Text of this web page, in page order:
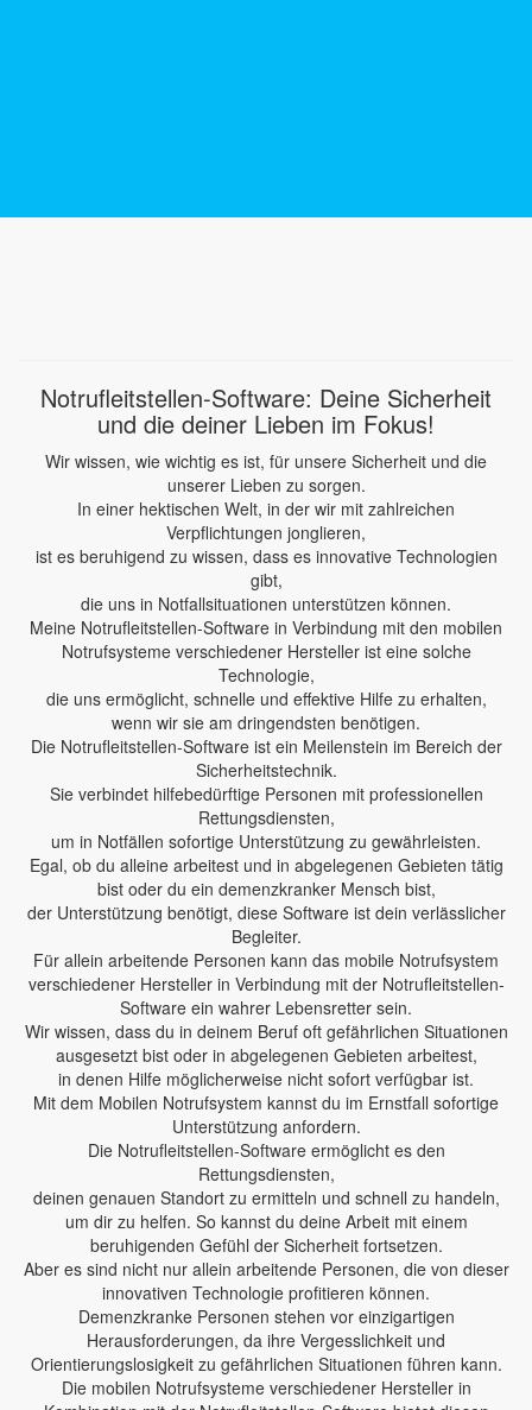
Notrufleitstellen-Software: Deine Sicherheit
und die deiner Lieben im Fokus!
Wir wissen, wie wichtig es ist, für unsere Sicherheit und die
unserer Lieben zu sorgen.
In einer hektischen Welt, in der wir mit zahlreichen
Verpflichtungen jonglieren,
ist es beruhigend zu wissen, dass es innovative Technologien
gibt,
die uns in Notfallsituationen unterstützen können.
Meine Notrufleitstellen-Software in Verbindung mit den mobilen
Notrufsysteme verschiedener Hersteller ist eine solche
Technologie,
die uns ermöglicht, schnelle und effektive Hilfe zu erhalten,
wenn wir sie am dringendsten benötigen.
Die Notrufleitstellen-Software ist ein Meilenstein im Bereich der
Sicherheitstechnik.
Sie verbindet hilfebedürftige Personen mit professionellen
Rettungsdiensten,
um in Notfällen sofortige Unterstützung zu gewährleisten.
Egal, ob du alleine arbeitest und in abgelegenen Gebieten tätig
bist oder du ein demenzkranker Mensch bist,
der Unterstützung benötigt, diese Software ist dein verlässlicher
Begleiter.
Für allein arbeitende Personen kann das mobile Notrufsystem
verschiedener Hersteller in Verbindung mit der Notrufleitstellen-
Software ein wahrer Lebensretter sein.
Wir wissen, dass du in deinem Beruf oft gefährlichen Situationen
ausgesetzt bist oder in abgelegenen Gebieten arbeitest,
in denen Hilfe möglicherweise nicht sofort verfügbar ist.
Mit dem Mobilen Notrufsystem kannst du im Ernstfall sofortige
Unterstützung anfordern.
Die Notrufleitstellen-Software ermöglicht es den
Rettungsdiensten,
deinen genauen Standort zu ermitteln und schnell zu handeln,
um dir zu helfen. So kannst du deine Arbeit mit einem
beruhigenden Gefühl der Sicherheit fortsetzen.
Aber es sind nicht nur allein arbeitende Personen, die von dieser
innovativen Technologie profitieren können.
Demenzkranke Personen stehen vor einzigartigen
Herausforderungen, da ihre Vergesslichkeit und
Orientierungslosigkeit zu gefährlichen Situationen führen kann.
Die mobilen Notrufsysteme verschiedener Hersteller in